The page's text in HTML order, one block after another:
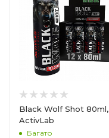
Black Wolf Shot 80ml,
ActivLab
Багато